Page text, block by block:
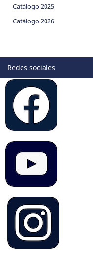
Catálogo 2025
Catálogo 2026
Redes sociales